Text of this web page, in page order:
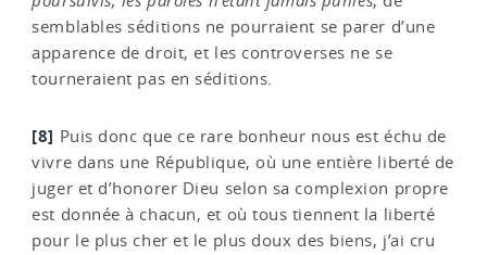
semblables séditions ne pourraient se parer d’une
apparence de droit, et les controverses ne se
tourneraient pas en séditions.
[8] Puis donc que ce rare bonheur nous est échu de
vivre dans une République, où une entière liberté de
juger et d’honorer Dieu selon sa complexion propre
est donnée à chacun, et où tous tiennent la liberté
pour le plus cher et le plus doux des biens, j’ai cru